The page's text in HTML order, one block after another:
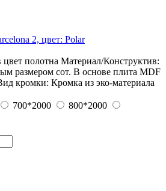
2, цвет: Polar
цвет полотна Материал/Конструктив:
размером сот. В основе плита MDF
кромки: Кромка из эко-материала
700*2000
800*2000